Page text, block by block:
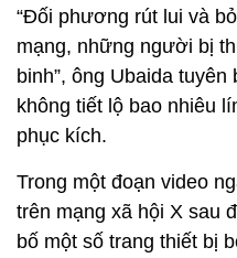
“Đối phương rút lui và
mạng, những người bị
binh”, ông Ubaida
không tiết lộ bao nhiêu
phục kích.
Trong một đoạn video
trên mạng xã hội X sau
bố một số trang thiết bị